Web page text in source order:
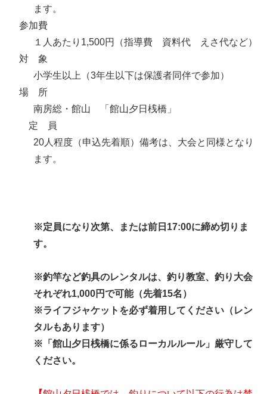
ます。
参加費
１人あたり1,500円（指導費 資料代 えさ代など）
対 象
小学生以上（3年生以下は保護者同伴で参加）
場 所
南房総・館山 「館山夕日桟橋」
定 員
20人程度（申込先着順）備考は、大会と同様となり
ます。
※定員になり次第、または前日17:00に締め切りま
す。
※釣竿など釣具のレンタルは、釣り教室、釣り大会
それぞれ1,000円で可能（先着15名）
※ライフジャケットを必ず着用してください（レン
タルもあります）
※「館山夕日桟橋に係るローカルルール」厳守して
ください。